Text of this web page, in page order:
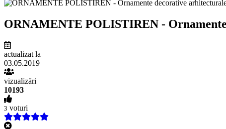
ORNAMENTE POLISTIREN -
actualizat la
03.05.2019
vizualizări
10193
3 voturi